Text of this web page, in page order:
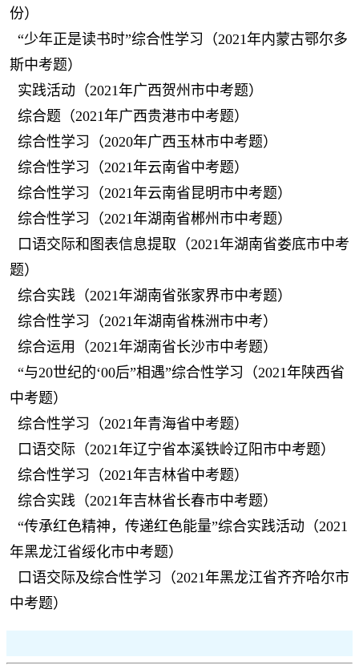
份）
“少年正是读书时”综合性学习（2021年内蒙古鄂尔多
斯中考题）
实践活动（2021年广西贺州市中考题）
综合题（2021年广西贵港市中考题）
综合性学习（2020年广西玉林市中考题）
综合性学习（2021年云南省中考题）
综合性学习（2021年云南省昆明市中考题）
综合性学习（2021年湖南省郴州市中考题）
口语交际和图表信息提取（2021年湖南省娄底市中考
题）
综合实践（2021年湖南省张家界市中考题）
综合性学习（2021年湖南省株洲市中考）
综合运用（2021年湖南省长沙市中考题）
“与20世纪的‘00后”相遇”综合性学习（2021年陕西省
中考题）
综合性学习（2021年青海省中考题）
口语交际（2021年辽宁省本溪铁岭辽阳市中考题）
综合性学习（2021年吉林省中考题）
综合实践（2021年吉林省长春市中考题）
“传承红色精神，传递红色能量”综合实践活动（2021
年黑龙江省绥化市中考题）
口语交际及综合性学习（2021年黑龙江省齐齐哈尔市
中考题）